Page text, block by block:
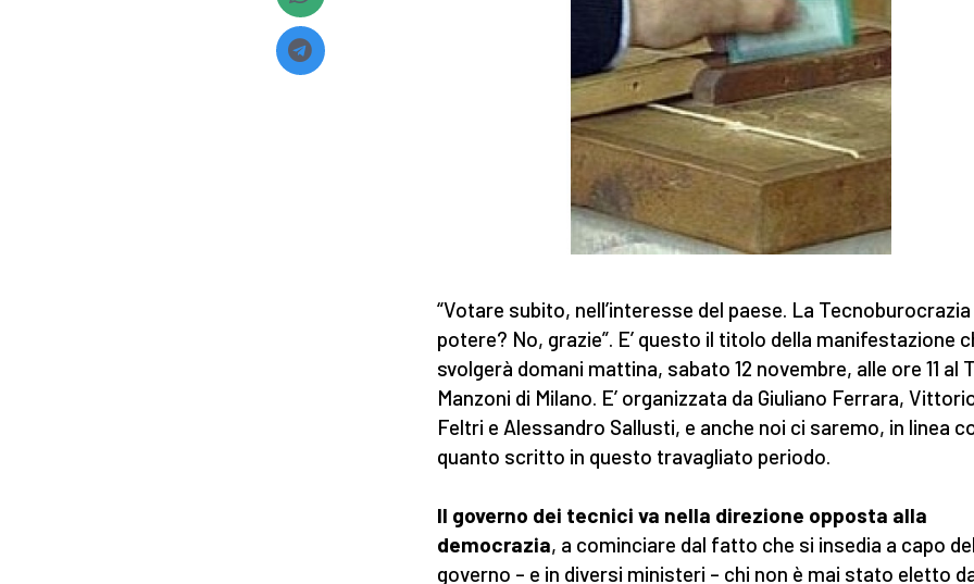
“Votare subito, nell’interesse del paese. La
potere? No, grazie”. E’ questo il titolo della manifestazione
svolgerà domani mattina, sabato 12 novembre, alle ore 11 al
Manzoni di Milano. E’ organizzata da Giuliano Ferrara,
Feltri e Alessandro Sallusti, e anche noi ci saremo, in linea
quanto scritto in questo travagliato periodo.
Il governo dei tecnici va nella direzione opposta alla
democrazia, a cominciare dal fatto che si insedia a capo
governo – e in diversi ministeri – chi non è mai stato eletto